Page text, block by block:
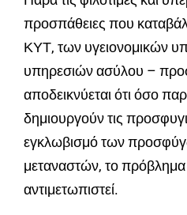
προσπάθειες που
ΚΥΤ, των υγειονομικών
υπηρεσιών ασύλου –
αποδεικνύεται ότι όσο
δημιουργούν τις
εγκλωβισμό των
μεταναστών, το πρόβλημα
αντιμετωπιστεί.